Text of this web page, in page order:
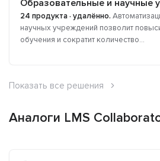
Образовательные и научные
24 продукта · удалённо.
научных учреждений позволит
обучения и сократит количество...
Показать все решения
Аналоги LMS